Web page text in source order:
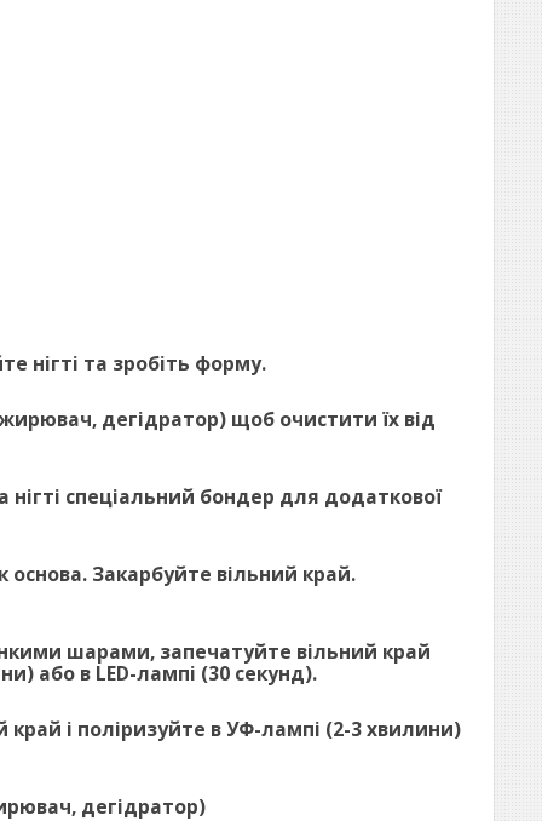
нігті та зробіть форму.
дегідратор) щоб очистити їх від
нігті спеціальний бондер для додаткової
основа. Закарбуйте вільний край.
шарами, запечатуйте вільний край
або в LED-лампі (30 секунд).
край і поліризуйте в УФ-лампі (2-3 хвилини)
дегідратор)